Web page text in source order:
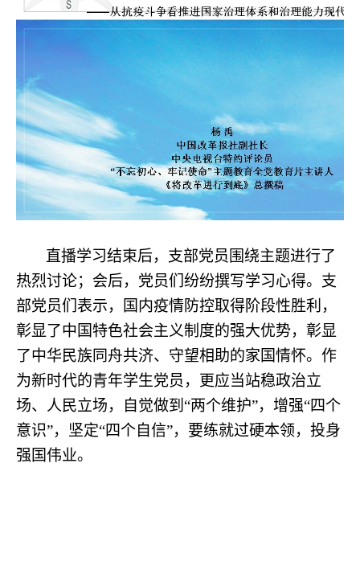
直播学习结束后，支部党员围绕主题进行了
热烈讨论；会后，党员们纷纷撰写学习心得。支
部党员们表示，
国内疫情防控取得阶段性胜利，
彰显了中国特色社会主义制度的强大优势，彰显
了中华民族同舟共济、守望相助的家国情怀。作
为新时代的青年学生党员，更应当站稳政治立
场、人民立场，
自觉做到“两个维护”，增强“四个
意识”，坚定“四个自信”， 要练就过硬本领，投身
强国伟业。